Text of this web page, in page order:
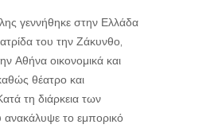
γεννήθηκε στην Ελλάδα
του την Ζάκυνθο,
Αθήνα οικονομικά και
θέατρο και
τη διάρκεια των
το εμπορικό